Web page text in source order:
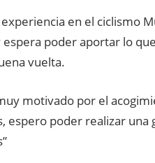
en el ciclismo
poder aportar lo
vuelta.
motivado por el
espero poder realizar una